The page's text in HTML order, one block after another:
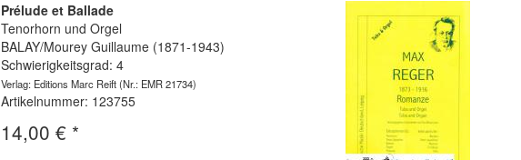
Prélude et Ballade
Tenorhorn und Orgel
BALAY/Mourey Guillaume (1871-1943)
Schwierigkeitsgrad: 4
Verlag: Editions Marc Reift(Nr.: EMR 21734)
Artikelnummer: 123755
14,00 € *